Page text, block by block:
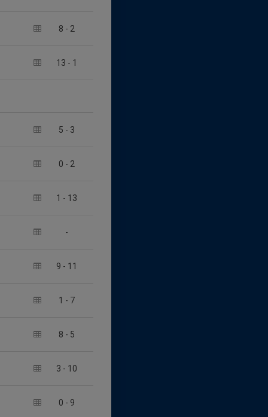
8 - 2
13 - 1
5 - 3
0 - 2
1 - 13
-
9 - 11
1 - 7
8 - 5
3 - 10
0 - 9